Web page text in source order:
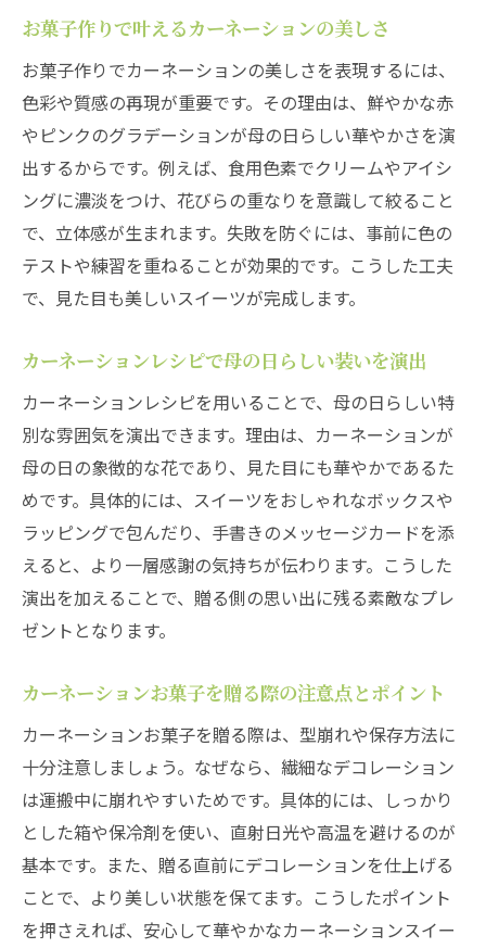
カーネーションレシピで特別な日を彩るア
レンジ例
お菓子作りで叶えるカーネーションの美しさ
お菓子作りでカーネーションの美しさを表現するには、
色彩や質感の再現が重要です。その理由は、鮮やかな赤
やピンクのグラデーションが母の日らしい華やかさを演
出するからです。例えば、食用色素でクリームやアイシ
ングに濃淡をつけ、花びらの重なりを意識して絞ること
で、立体感が生まれます。失敗を防ぐには、事前に色の
テストや練習を重ねることが効果的です。こうした工夫
で、見た目も美しいスイーツが完成します。
カーネーションレシピで母の日らしい装いを演出
カーネーションレシピを用いることで、母の日らしい特
別な雰囲気を演出できます。理由は、カーネーションが
母の日の象徴的な花であり、見た目にも華やかであるた
めです。具体的には、スイーツをおしゃれなボックスや
ラッピングで包んだり、手書きのメッセージカードを添
えると、より一層感謝の気持ちが伝わります。こうした
演出を加えることで、贈る側の思い出に残る素敵なプレ
ゼントとなります。
カーネーションお菓子を贈る際の注意点とポイント
カーネーションお菓子を贈る際は、型崩れや保存方法に
十分注意しましょう。なぜなら、繊細なデコレーション
は運搬中に崩れやすいためです。具体的には、しっかり
とした箱や保冷剤を使い、直射日光や高温を避けるのが
基本です。また、贈る直前にデコレーションを仕上げる
ことで、より美しい状態を保てます。こうしたポイント
を押さえれば、安心して華やかなカーネーションスイー